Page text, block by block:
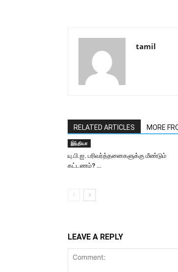
tamil
RELATED ARTICLES MORE
இந்தியா
யு.பி.ஐ. பரிவர்த்தனைகளுக்கு மீண்டும்
கட்டணம்? …
LEAVE A REPLY